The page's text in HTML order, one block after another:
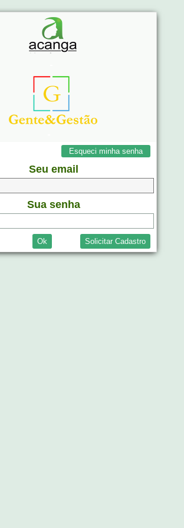
Esqueci minha senha
Seu email
Sua senha
Ok
Solicitar Cadastro